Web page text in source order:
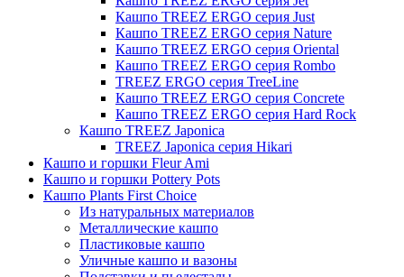
Кашпо TREEZ ERGO серия Just
Кашпо TREEZ ERGO серия Nature
Кашпо TREEZ ERGO серия Oriental
Кашпо TREEZ ERGO серия Rombo
TREEZ ERGO серия TreeLine
Кашпо TREEZ ERGO серия Concrete
Кашпо TREEZ ERGO серия Hard Rock
Кашпо TREEZ Japonica
TREEZ Japonica серия Hikari
Кашпо и горшки Fleur Ami
Кашпо и горшки Pottery Pots
Кашпо Plants First Choice
Из натуральных материалов
Металлические кашпо
Пластиковые кашпо
Уличные кашпо и вазоны